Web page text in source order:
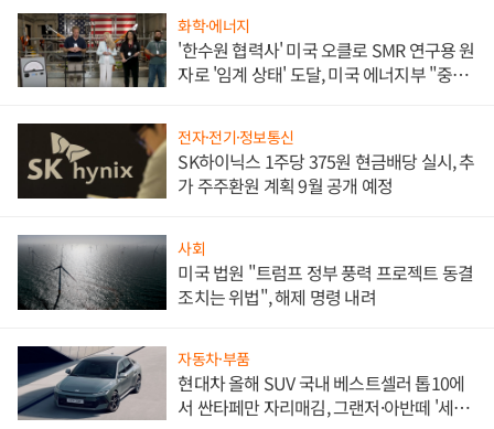
화학·에너지
'한수원 협력사' 미국 오클로 SMR 연구용 원
자로 '임계 상태' 도달, 미국 에너지부 "중요
전자·전기·정보통신
SK하이닉스 1주당 375원 현금배당 실시, 추
가 주주환원 계획 9월 공개 예정
사회
미국 법원 "트럼프 정부 풍력 프로젝트 동결
조치는 위법", 해제 명령 내려
자동차·부품
현대차 올해 SUV 국내 베스트셀러 톱10에
서 싼타페만 자리매김, 그랜저·아반떼 '세단